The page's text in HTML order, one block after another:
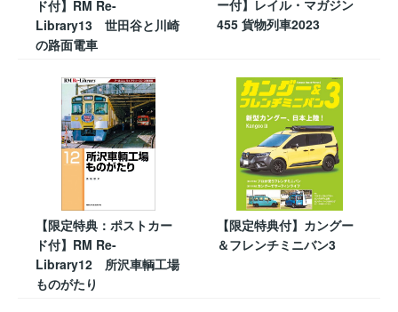
ド付】RM Re-
Library13 世田谷と川崎
の路面電車
ー付】レイル・マガジン
455 貨物列車2023
【限定特典：ポストカー
ド付】RM Re-
Library12 所沢車輌工場
ものがたり
【限定特典付】カングー
＆フレンチミニバン3